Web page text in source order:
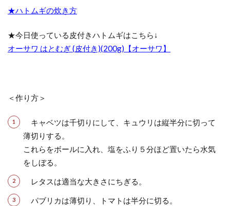
★ハトムギの炊き方
★今日使っている皮付きハトムギはこちら↓
オーサワ はとむぎ (皮付き)(200g)【オーサワ】
＜作り方＞
キャベツは千切りにして、キュウリは縦半分に切って
薄切りする。
これらをボールに入れ、塩をふり５分ほど置いたら水気
をしぼる。
レタスは適当な大きさにちぎる。
パブリカは薄切り、トマトは半分に切る。